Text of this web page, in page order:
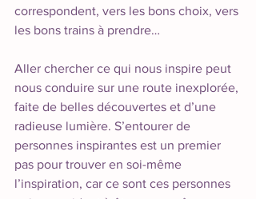
correspondent, vers les bons choix, vers
les bons trains à prendre…
Aller chercher ce qui nous inspire peut
nous conduire sur une route inexplorée,
faite de belles découvertes et d’une
radieuse lumière. S’entourer de
personnes inspirantes est un premier
pas pour trouver en soi-même
l’inspiration, car ce sont ces personnes